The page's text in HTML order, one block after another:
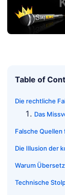
Table of
Die rechtliche
Das
Falsche
Die Illusion der
Warum
Technische